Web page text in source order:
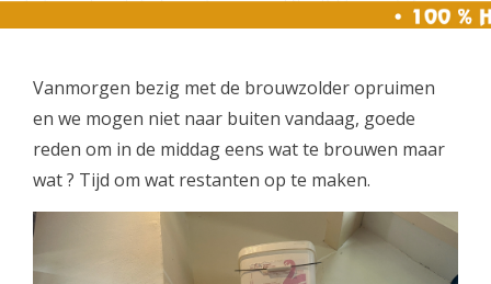
Vanmorgen bezig met de brouwzolder opruimen
en we mogen niet naar buiten vandaag, goede
reden om in de middag eens wat te brouwen maar
wat ? Tijd om wat restanten op te maken.